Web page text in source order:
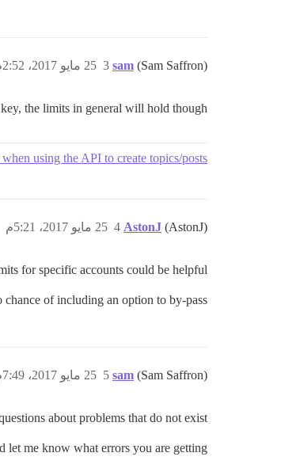
sam (Sam Saffron) 25 مايو 2017، 2:52م 3
the limits in general will hold though.
using the API to create topics/posts
AstonJ (AstonJ) 25 مايو 2017، 5:21م 4
for specific accounts could be helpful.
of including an option to by-pass..
sam (Sam Saffron) 25 مايو 2017، 7:49م 5
about problems that do not exist
let me know what errors you are getting